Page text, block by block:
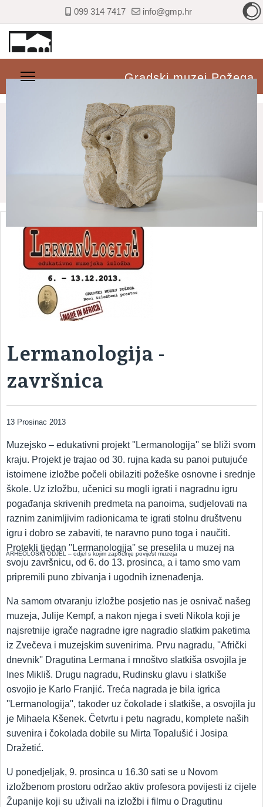
099 314 7417 info@gmp.hr
Gradski muzej Požega
ARHEOLOŠKI ODJEL – odjel s kojim započinje povijest muzeja
Lermanologija -
završnica
13 Prosinac 2013
Muzejsko – edukativni projekt ''Lermanologija'' se bliži svom
kraju. Projekt je trajao od 30. rujna kada su panoi putujuće
istoimene izložbe počeli obilaziti požeške osnovne i srednje
škole. Uz izložbu, učenici su mogli igrati i nagradnu igru
pogađanja skrivenih predmeta na panoima, sudjelovati na
raznim zanimljivim radionicama te igrati stolnu društvenu
igru i dobro se zabaviti, te naravno puno toga i naučiti.
Protekli tjedan ''Lermanologija'' se preselila u muzej na
svoju završnicu, od 6. do 13. prosinca, a i tamo smo vam
pripremili puno zbivanja i ugodnih iznenađenja.
Na samom otvaranju izložbe posjetio nas je osnivač našeg
muzeja, Julije Kempf, a nakon njega i sveti Nikola koji je
najsretnije igrače nagradne igre nagradio slatkim paketima
iz Zvečeva i muzejskim suvenirima. Prvu nagradu, ''Afrički
dnevnik'' Dragutina Lermana i mnoštvo slatkiša osvojila je
Ines Mikliš. Drugu nagradu, Rudinsku glavu i slatkiše
osvojio je Karlo Franjić. Treća nagrada je bila igrica
''Lermanologija'', također uz čokolade i slatkiše, a osvojila ju
je Mihaela Kšenek. Četvrtu i petu nagradu, komplete naših
suvenira i čokolada dobile su Mirta Topalušić i Josipa
Dražetić.
U ponedjeljak, 9. prosinca u 16.30 sati se u Novom
izložbenom prostoru održao aktiv profesora povijesti iz cijele
Županije koji su uživali na izložbi i filmu o Dragutinu